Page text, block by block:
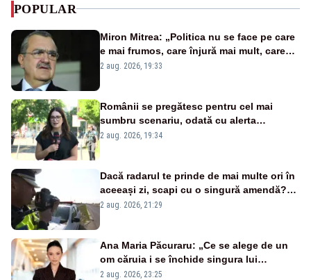
POPULAR
Miron Mitrea: „Politica nu se face pe care
e mai frumos, care înjură mai mult, care
țipă mai tare, ci pe proiecte”
2 aug. 2026, 19:33
Românii se pregătesc pentru cel mai
sumbru scenariu, odată cu alerta
energetică
2 aug. 2026, 19:34
Dacă radarul te prinde de mai multe ori în
aceeași zi, scapi cu o singură amendă?
Ce spune legea
2 aug. 2026, 21:29
Ana Maria Păcuraru: „Ce se alege de un
om căruia i se închide singura lui
portiță?”
2 aug. 2026, 23:25